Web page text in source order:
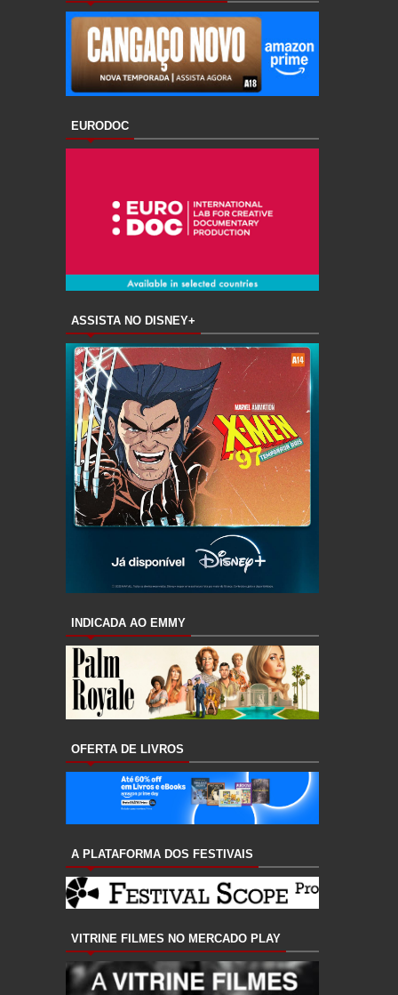
EURODOC
ASSISTA NO DISNEY+
INDICADA AO EMMY
OFERTA DE LIVROS
A PLATAFORMA DOS FESTIVAIS
VITRINE FILMES NO MERCADO PLAY